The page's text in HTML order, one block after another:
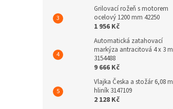
Grilovací rožeň s motorem
ocelový 1200 mm 42250
1 956 Kč
Automatická zatahovací
markýza antracitová 4 x 3 m
3154488
9 666 Kč
Vlajka Česka a stožár 6,08 m
hliník 3147109
2 128 Kč